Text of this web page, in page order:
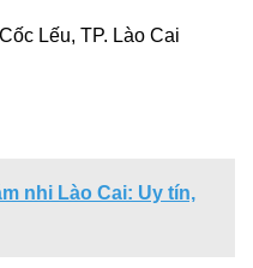
Lếu, TP. Lào Cai
nhi Lào Cai: Uy tín,